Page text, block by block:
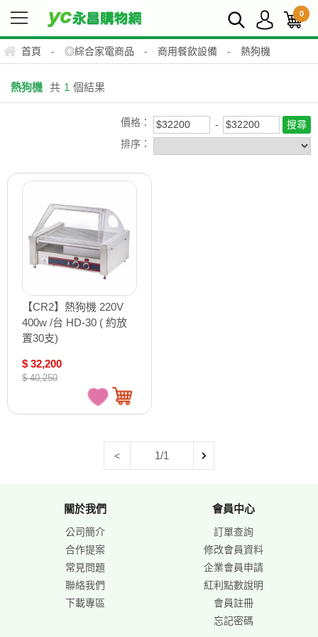
0
首頁 - ◎綜合家電商品 - 商用餐飲設備 - 熱狗機
熱狗機 共 1 個結果
價格：
排序：
【CR2】熱狗機 220V
400w /台 HD-30 ( 約放
置30支)
$ 32,200
$ 40,250
< 1/1
關於我們
公司簡介
合作提案
常見問題
聯絡我們
下載專區
會員中心
訂單查詢
修改會員資料
企業會員申請
紅利點數說明
會員註冊
忘記密碼